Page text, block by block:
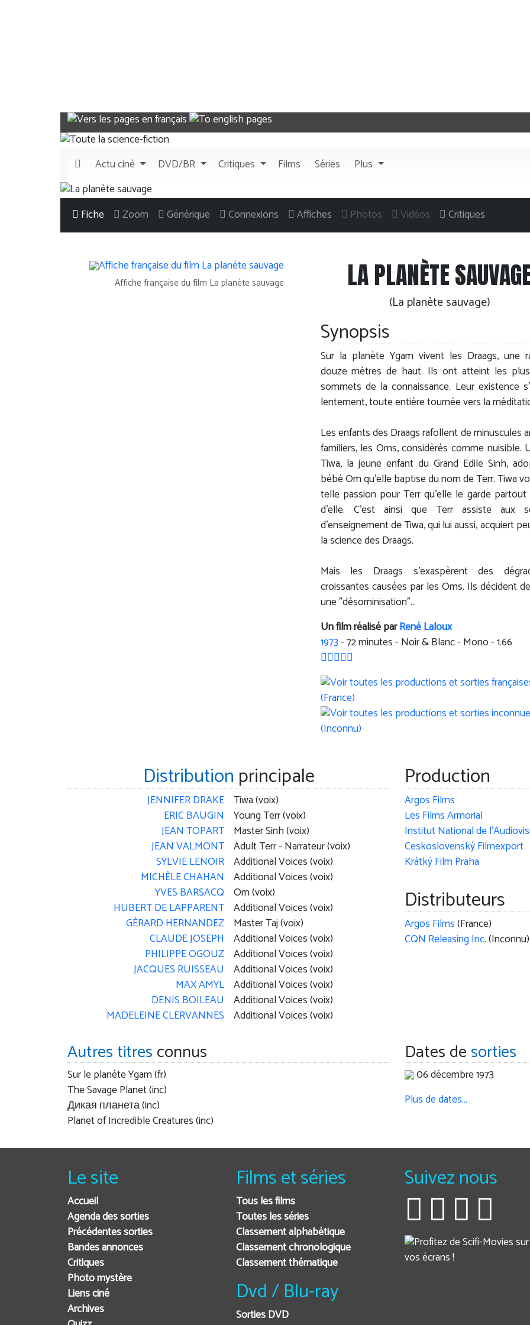
Actuciné DVD/BR Critiques Films Séries Plus
Fiche Zoom Générique Connexions Affiches Photos Vidéos Critiques
Affiche française du film La planète sauvage LA PLANÈTE
(La planète sauvage)
Synopsis
Sur la planète Ygam vivent les Draags, une
douze mètres de haut. Ils ont atteint les
sommets de la connaissance. Leur existence
lentement, toute entière tournée vers la
Les enfants des Draags rafollent de minuscules
familiers, les Oms, considèrés comme nuisible.
Tiwa, la jeune enfant du Grand Edile Sinh,
bébé Om qu'elle baptise du nom de Terr. Tiwa
telle passion pour Terr qu’elle le garde partout
d’elle. C’est ainsi que Terr assiste aux
d’enseignement de Tiwa, qui lui aussi, acquiert
la science des Draags.
Mais les Draags s’exaspèrent des
croissantes causées par les Oms. Ils décident
une "désominisation"...
Un film réalisé parRené Laloux
1973-72minutes - Noir & Blanc - Mono - 1.66
Distribution principale
JENNIFER DRAKE
ERIC BAUGIN
JEAN TOPART
JEAN VALMONT
SYLVIE LENOIR
MICHÈLE CHAHAN
YVES BARSACQ
HUBERT DE LAPPARENT
GÉRARD HERNANDEZ
CLAUDE JOSEPH
PHILIPPE OGOUZ
JACQUES RUISSEAU
MAX AMYL
DENIS BOILEAU
MADELEINE CLERVANNES
Tiwa (voix)
Young Terr (voix)
Master Sinh (voix)
Adult Terr - Narrateur (voix)
Additional Voices (voix)
Additional Voices (voix)
Om (voix)
Additional Voices (voix)
Master Taj (voix)
Additional Voices (voix)
Additional Voices (voix)
Additional Voices (voix)
Additional Voices (voix)
Additional Voices (voix)
Additional Voices (voix)
Production
Argos Films
Les Films Armorial
Ceskoslovenský Filmexport
Krátký Film Praha
Distributeurs
Argos Films(France)
CQN Releasing Inc.(Inconnu)
Autres titresconnus
Sur le planète Ygam (fr)
The Savage Planet (inc)
Дикая планета (inc)
Planet of Incredible Creatures (inc)
Dates desorties
06 décembre 1973
Plus de dates…
Le site
Accueil
Agenda des sorties
Précédentes sorties
Bandes annonces
Critiques
Photo mystère
Liens ciné
Archives
Films et séries
Tous les films
Toutes les séries
Classement alphabétique
Classement chronologique
Classement thématique
Dvd / Blu-ray
Sorties DVD
Suivez nous